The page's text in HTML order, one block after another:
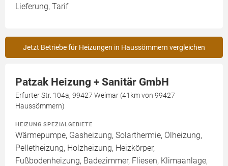
Lieferung, Tarif
Jetzt Betriebe für Heizungen in Haussömmern vergleichen
Patzak Heizung + Sanitär GmbH
Erfurter Str. 104a, 99427 Weimar (41km von 99427
Haussömmern)
HEIZUNG SPEZIALGEBIETE
Wärmepumpe, Gasheizung, Solarthermie, Ölheizung,
Pelletheizung, Holzheizung, Heizkörper,
Fußbodenheizung, Badezimmer, Fliesen, Klimaanlage,